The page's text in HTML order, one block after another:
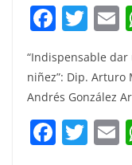
F
c
e
b
o
T
w
itt
er l
“Indispensable
niñez”: Dip. Arturo
Andrés González
F T